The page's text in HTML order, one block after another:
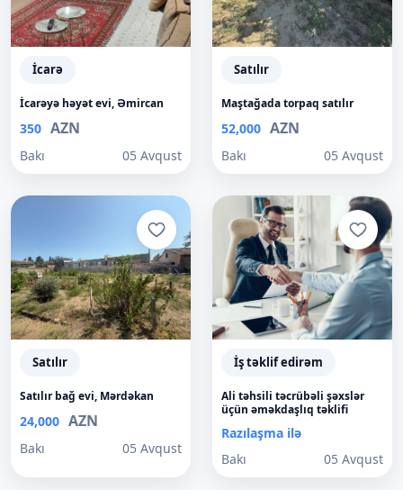
İcarə
İcarəyə həyət evi, Əmircan
350 AZN
Bakı 05 Avqust
Satılır
Maştağada torpaq satılır
52,000 AZN
Bakı 05 Avqust
Satılır
Satılır bağ evi, Mərdəkan
24,000 AZN
Bakı 05 Avqust
İş təklif edirəm
Ali təhsili təcrübəli şəxslər
üçün əməkdaşlıq təklifi
Razılaşma ilə
Bakı
05 Avqust